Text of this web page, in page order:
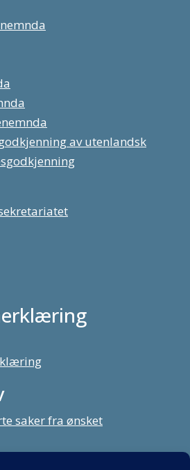
av utenlandsk
saker fra ønsket